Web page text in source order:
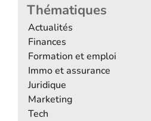
Thématiques
Actualités
Finances
Formation et emploi
Immo et assurance
Juridique
Marketing
Tech